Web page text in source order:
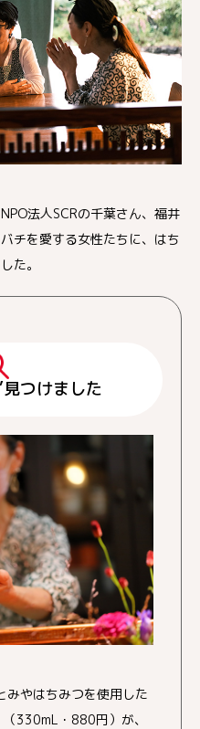
法人SCRの千葉さん、福井
チを愛する女性たちに、はち
た。
つけました
みやはちみつを使用した
330mL・880円）が、